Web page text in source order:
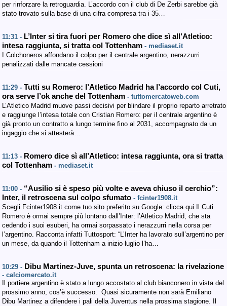
per rinforzare la retroguardia. L’accordo con il club di De Zerbi sarebbe già
stato trovato sulla base di una cifra compresa tra i 35…
11:31 - L’Inter si tira fuori per Romero che dice sì all’Atletico:
intesa raggiunta, si tratta col Tottenham - mediaset.it
I Colchoneros affondano il colpo per il centrale argentino, nerazzurri
penalizzati dalle mancate cessioni
11:29 - Tutti su Romero: l’Atletico Madrid ha l’accordo col Cuti,
ora serve l’ok anche del Tottenham - tuttomercatoweb.com
L’Atletico Madrid muove passi decisivi per blindare il proprio reparto arretrato
e raggiunge l’intesa totale con Cristian Romero: per il centrale argentino è
già pronto un contratto a lungo termine fino al 2031, accompagnato da un
ingaggio che si attesterà…
11:13 - Romero dice sì all’Atletico: intesa raggiunta, ora si tratta
col Tottenham - mediaset.it
11:00 - “Ausilio si è speso più volte e aveva chiuso il cerchio”:
Inter, il retroscena sul colpo sfumato - fcinter1908.it
Scegli Fcinter1908.it come tuo sito preferito su Google: clicca qui Il Cuti
Romero è ormai sempre più lontano dall’Inter: l’Atletico Madrid, che sta
cedendo i suoi esuberi, ha ormai sorpassato i nerazzurri nella corsa per
l’argentino. Racconta infatti Tuttosport: “L’Inter ha lavorato sull’argentino per
un mese, da quando il Tottenham a inizio luglio l’ha…
10:29 - Dibu Martinez-Juve, spunta un retroscena: la rivelazione
- calciomercato.it
Il portiere argentino è stato a lungo accostato al club bianconero in vista del
prossimo anno, cos’è successo. Quasi sicuramente non sarà Emiliano
Dibu Martinez a difendere i pali della Juventus nella prossima stagione. Il